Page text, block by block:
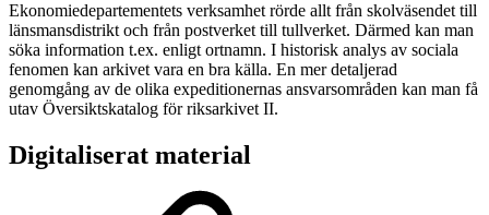
Ekonomiedepartementets verksamhet rörde allt från skolväsendet till
länsmansdistrikt och från postverket till tullverket. Därmed kan man
söka information t.ex. enligt ortnamn. I historisk analys av sociala
fenomen kan arkivet vara en bra källa. En mer detaljerad
genomgång av de olika expeditionernas ansvarsområden kan man få
utav Översiktskatalog för riksarkivet II.
Digitaliserat material